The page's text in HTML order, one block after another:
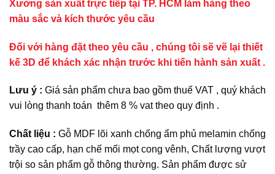
Xưởng sản xuất trực tiếp tại TP. HCM làm hàng theo
màu sắc và kích thước yêu cầu
Đối với hàng đặt theo yêu cầu , chúng tôi sẽ vẽ lại thiết
kế 3D để khách xác nhận trước khi tiến hành sản xuất .
Lưu ý : Giá sản phẩm chưa bao gồm thuế VAT , quý khách
vui lòng thanh toán thêm 8 % vat theo quy định .
Chất liệu : Gỗ MDF lõi xanh chống ẩm phủ melamin chống
trầy cao cấp, hạn chế mối mọt cong vênh, Chất lượng vượt
trội so sản phẩm gỗ thông thường. Sản phẩm được sử